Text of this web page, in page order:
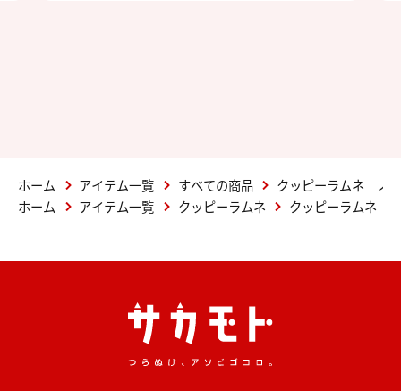
ホーム アイテム一覧 すべての商品
クッピーラムネ ノ
ホーム
アイテム一覧 クッピーラムネ クッピーラムネ